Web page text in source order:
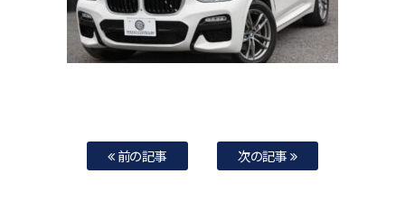
前の記事 次の記事